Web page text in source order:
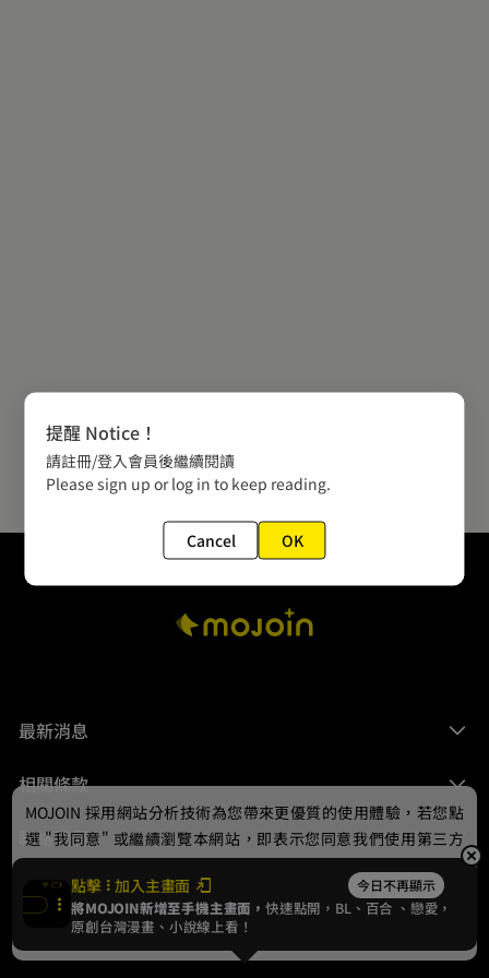
最新消息
相關條款
聯絡我們
© 2024 gamania Digital Entertainment Co., Ltd.
點擊 加入主畫面 今日不再顯示
將MOJOIN新增至手機主畫面，快速點開，BL、 百合 、戀愛，
原創台灣漫畫、小說線上看！
MOJOIN 採用網站分析技術為您帶來更優質的使用體驗，若您點
選 "我同意" 或繼續瀏覽本網站，即表示您同意我們使用第三方
Cookie，欲瞭解更多資訊請見隱私權政策。
我同意
提醒 Notice！
請註冊/登入會員後繼續閱讀
Please sign up or log in to keep reading.
Cancel OK